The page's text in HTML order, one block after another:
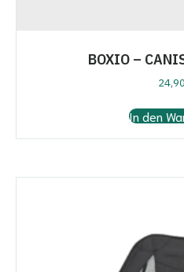
BOXIO –
24,90
In den